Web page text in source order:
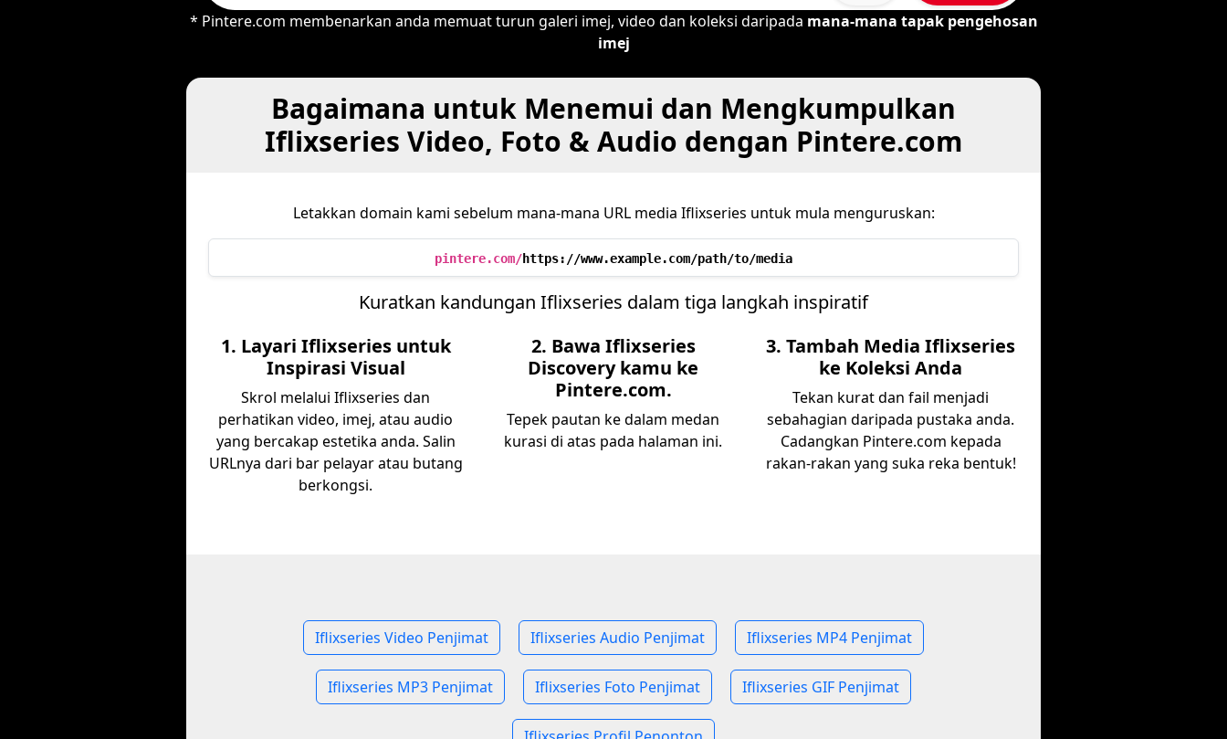
* Pintere.com membenarkan anda memuat turun galeri imej, video dan koleksi daripada mana-mana tapak pengehosan
imej
Bagaimana untuk Menemui dan Mengkumpulkan
Iflixseries Video, Foto & Audio dengan Pintere.com
Letakkan domain kami sebelum mana-mana URL media Iflixseries untuk mula menguruskan:
pintere.com/https://www.example.com/path/to/media
Kuratkan kandungan Iflixseries dalam tiga langkah inspiratif
1. Layari Iflixseries untuk
Inspirasi Visual
Skrol melalui Iflixseries dan
perhatikan video, imej, atau audio
yang bercakap estetika anda. Salin
URLnya dari bar pelayar atau butang
berkongsi.
2. Bawa Iflixseries
Discovery kamu ke
Pintere.com.
Tepek pautan ke dalam medan
kurasi di atas pada halaman ini.
3. Tambah Media Iflixseries
ke Koleksi Anda
Tekan kurat dan fail menjadi
sebahagian daripada pustaka anda.
Cadangkan Pintere.com kepada
rakan-rakan yang suka reka bentuk!
Iflixseries Video Penjimat Iflixseries Audio Penjimat Iflixseries MP4 Penjimat
Iflixseries MP3 Penjimat Iflixseries Foto Penjimat Iflixseries GIF Penjimat